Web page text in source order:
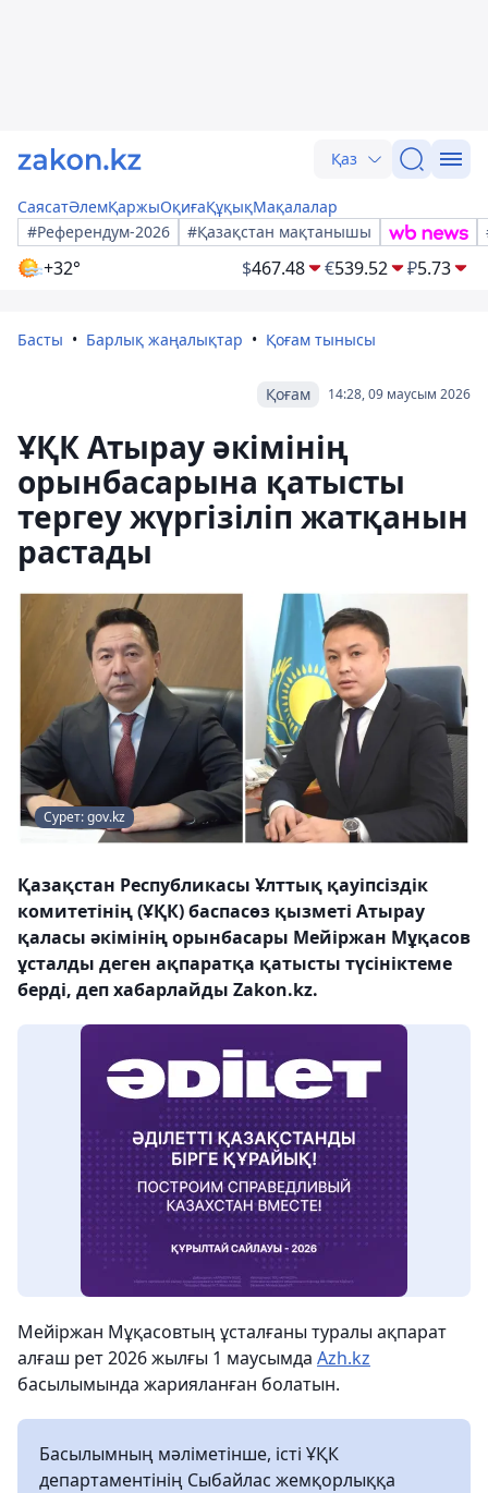
Қаз
СаясатӘлемҚаржыОқиғаҚұқықМақалалар
#Референдум-2026
#Қазақстан мақтанышы
+32° $467.48 €539.52 ₽5.73
Басты Барлық жаңалықтар Қоғам тынысы
14:28, 09 маусым 2026
Қоғам
ҰҚК Атырау әкімінің
орынбасарына қатысты
тергеу жүргізіліп жатқанын
растады
Сурет: gov.kz
Қазақстан Республикасы Ұлттық қауіпсіздік
комитетінің (ҰҚК) баспасөз қызметі Атырау
қаласы әкімінің орынбасары Мейіржан Мұқасов
ұсталды деген ақпаратқа қатысты түсініктеме
берді, деп хабарлайды Zakon.kz.
Мейіржан Мұқасовтың ұсталғаны туралы ақпарат
алғаш рет 2026 жылғы 1 маусымда Azh.kz
басылымында жарияланған болатын.
Басылымның мәліметінше, істі ҰҚК
департаментінің Сыбайлас жемқорлыққа